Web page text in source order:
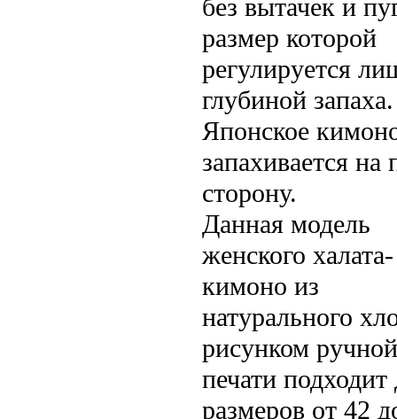
без вытачек и
размер которой
регулируется
глубиной запаха.
Японское
запахивается на
сторону.
Данная модель
женского халата-
кимоно из
натурального
рисунком ручной
печати подходит
размеров от 42